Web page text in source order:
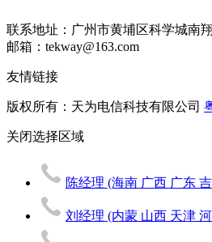
联系地址： 广州市黄埔区科学城南
邮箱：tekway@163.com
友情链接
版权所有：天为电信科技有限公司
关闭选择区域
陈经理 (海南 广西 广东
刘经理 (内蒙 山西 天津